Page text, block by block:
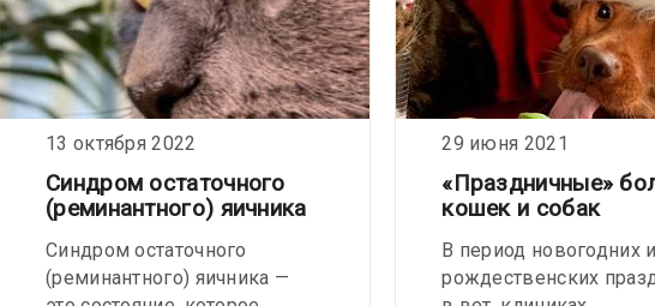
13 октября 2022
Синдром остаточного
(реминантного) яичника
Синдром остаточного
(реминантного) яичника —
29 июня 2021
«Праздничные»
кошек и собак
В период новогодних и
рождественских